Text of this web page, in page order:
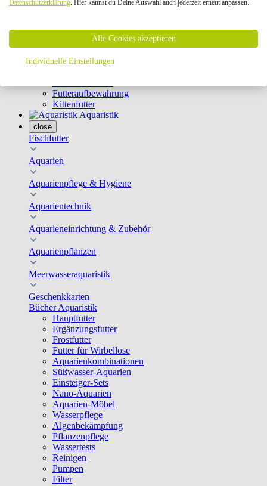
Geschirre & Leinen
Schutznetze
Kippfensterschutz
Katzenkameras
Futternäpfe
Futteraufbewahrung
Kittenfutter
Aquaristik
close
Fischfutter
Aquarien
Aquarienpflege & Hygiene
Aquarientechnik
Aquarieneinrichtung & Zubehör
Aquarienpflanzen
Meerwasseraquaristik
Geschenkkarten
Bücher Aquaristik
Hauptfutter
Ergänzungsfutter
Frostfutter
Futter für Wirbellose
Aquarienkombinationen
Süßwasser-Aquarien
Einsteiger-Sets
Nano-Aquarien
Aquarien-Möbel
Wasserpflege
Algenbekämpfung
Pflanzenpflege
Wassertests
Reinigen
Pumpen
Filter
Datenschutzerklärung. Hier kannst du Deine Auswahl auch jederzeit erneut anpassen.
Alle Cookies akzeptieren
Individuelle Einstellungen